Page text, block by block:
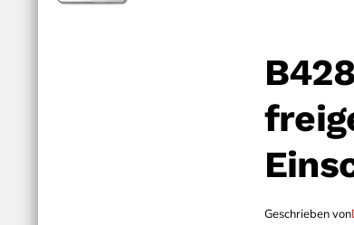
Geschrieben von